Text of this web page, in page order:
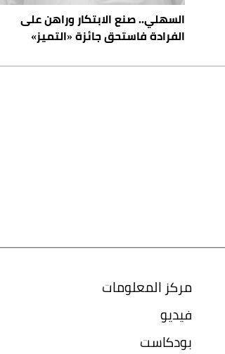
السهلي.. صنع الابتكار وراهن على
الفرادة فاستحق جائزة «التميز»
مركز المعلومات
فيديو
بودكاست